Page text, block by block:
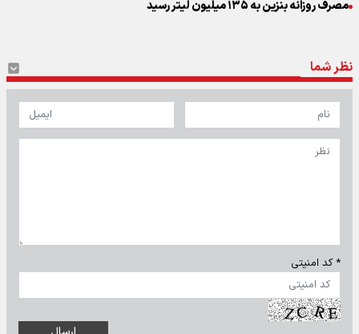
مصرف روزانه بنزین به ۱۳۵ میلیون لیتر رسید
نظر شما
* کد امنیتی